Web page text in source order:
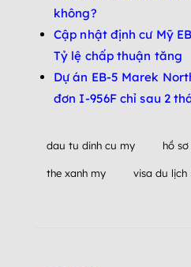
không?
Cập nhật định cư Mỹ
Tỷ lệ chấp thuận tăng
Dự án EB-5 Marek
đơn I-956F chỉ sau 2
dau tu dinh cu my hồ
the xanh my visa du lịch